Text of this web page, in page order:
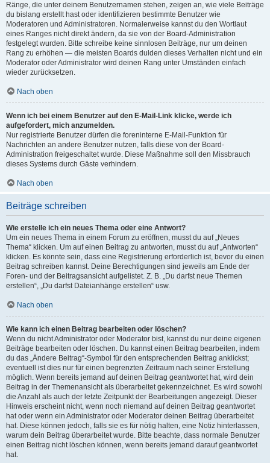
Ränge, die unter deinem Benutzernamen stehen, zeigen an, wie viele Beiträge
du bislang erstellt hast oder identifizieren bestimmte Benutzer wie
Moderatoren und Administratoren. Normalerweise kannst du den Wortlaut
eines Ranges nicht direkt ändern, da sie von der Board-Administration
festgelegt wurden. Bitte schreibe keine sinnlosen Beiträge, nur um deinen
Rang zu erhöhen — die meisten Boards dulden dieses Verhalten nicht und ein
Moderator oder Administrator wird deinen Rang unter Umständen einfach
wieder zurücksetzen.
Nach oben
Wenn ich bei einem Benutzer auf den E-Mail-Link klicke, werde ich
aufgefordert, mich anzumelden.
Nur registrierte Benutzer dürfen die foreninterne E-Mail-Funktion für
Nachrichten an andere Benutzer nutzen, falls diese von der Board-
Administration freigeschaltet wurde. Diese Maßnahme soll den Missbrauch
dieses Systems durch Gäste verhindern.
Nach oben
Beiträge schreiben
Wie erstelle ich ein neues Thema oder eine Antwort?
Um ein neues Thema in einem Forum zu eröffnen, musst du auf „Neues
Thema“ klicken. Um auf einen Beitrag zu antworten, musst du auf „Antworten“
klicken. Es könnte sein, dass eine Registrierung erforderlich ist, bevor du einen
Beitrag schreiben kannst. Deine Berechtigungen sind jeweils am Ende der
Foren- und der Beitragsansicht aufgelistet. Z. B. „Du darfst neue Themen
erstellen“, „Du darfst Dateianhänge erstellen“ usw.
Nach oben
Wie kann ich einen Beitrag bearbeiten oder löschen?
Wenn du nicht Administrator oder Moderator bist, kannst du nur deine eigenen
Beiträge bearbeiten oder löschen. Du kannst einen Beitrag bearbeiten, indem
du das „Ändere Beitrag“-Symbol für den entsprechenden Beitrag anklickst;
eventuell ist dies nur für einen begrenzten Zeitraum nach seiner Erstellung
möglich. Wenn bereits jemand auf deinen Beitrag geantwortet hat, wird dein
Beitrag in der Themenansicht als überarbeitet gekennzeichnet. Es wird sowohl
die Anzahl als auch der letzte Zeitpunkt der Bearbeitungen angezeigt. Dieser
Hinweis erscheint nicht, wenn noch niemand auf deinen Beitrag geantwortet
hat oder wenn ein Administrator oder Moderator deinen Beitrag überarbeitet
hat. Diese können jedoch, falls sie es für nötig halten, eine Notiz hinterlassen,
warum dein Beitrag überarbeitet wurde. Bitte beachte, dass normale Benutzer
einen Beitrag nicht löschen können, wenn bereits jemand darauf geantwortet
hat.